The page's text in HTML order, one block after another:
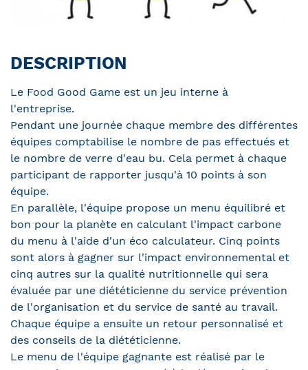
DESCRIPTION
Le Food Good Game est un jeu interne à
l'entreprise.
Pendant une journée chaque membre des différentes
équipes comptabilise le nombre de pas effectués et
le nombre de verre d'eau bu. Cela permet à chaque
participant de rapporter jusqu'à 10 points à son
équipe.
En parallèle, l'équipe propose un menu équilibré et
bon pour la planète en calculant l'impact carbone
du menu à l'aide d'un éco calculateur. Cinq points
sont alors à gagner sur l'impact environnemental et
cinq autres sur la qualité nutritionnelle qui sera
évaluée par une diététicienne du service prévention
de l'organisation et du service de santé au travail.
Chaque équipe a ensuite un retour personnalisé et
des conseils de la diététicienne.
Le menu de l'équipe gagnante est réalisé par le